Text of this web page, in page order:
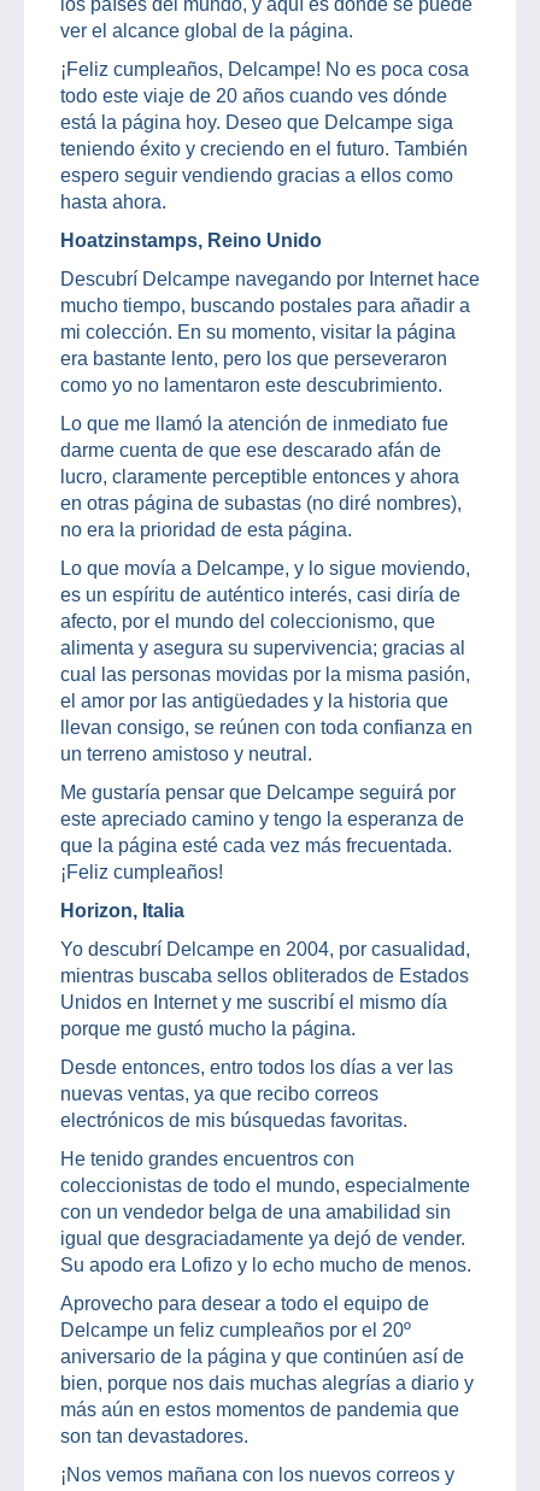
ver el alcance global de la página.
¡Feliz cumpleaños, Delcampe! No es poca cosa
todo este viaje de 20 años cuando ves dónde
está la página hoy. Deseo que Delcampe siga
teniendo éxito y creciendo en el futuro. También
espero seguir vendiendo gracias a ellos como
hasta ahora.
Hoatzinstamps, Reino Unido
Descubrí Delcampe navegando por Internet hace
mucho tiempo, buscando postales para añadir a
mi colección. En su momento, visitar la página
era bastante lento, pero los que perseveraron
como yo no lamentaron este descubrimiento.
Lo que me llamó la atención de inmediato fue
darme cuenta de que ese descarado afán de
lucro, claramente perceptible entonces y ahora
en otras página de subastas (no diré nombres),
no era la prioridad de esta página.
Lo que movía a Delcampe, y lo sigue moviendo,
es un espíritu de auténtico interés, casi diría de
afecto, por el mundo del coleccionismo, que
alimenta y asegura su supervivencia; gracias al
cual las personas movidas por la misma pasión,
el amor por las antigüedades y la historia que
llevan consigo, se reúnen con toda confianza en
un terreno amistoso y neutral.
Me gustaría pensar que Delcampe seguirá por
este apreciado camino y tengo la esperanza de
que la página esté cada vez más frecuentada.
¡Feliz cumpleaños!
Horizon, Italia
Yo descubrí Delcampe en 2004, por casualidad,
mientras buscaba sellos obliterados de Estados
Unidos en Internet y me suscribí el mismo día
porque me gustó mucho la página.
Desde entonces, entro todos los días a ver las
nuevas ventas, ya que recibo correos
electrónicos de mis búsquedas favoritas.
He tenido grandes encuentros con
coleccionistas de todo el mundo, especialmente
con un vendedor belga de una amabilidad sin
igual que desgraciadamente ya dejó de vender.
Su apodo era Lofizo y lo echo mucho de menos.
Aprovecho para desear a todo el equipo de
Delcampe un feliz cumpleaños por el 20º
aniversario de la página y que continúen así de
bien, porque nos dais muchas alegrías a diario y
más aún en estos momentos de pandemia que
son tan devastadores.
¡Nos vemos mañana con los nuevos correos y